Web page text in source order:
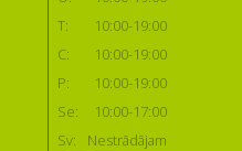
T:
10:00-19:00
C:
10:00-19:00
P:
10:00-19:00
Se:
10:00-17:00
Sv:
Nestrādājam